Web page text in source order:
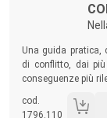
Una guida pratica,
di conflitto, dai
conseguenze più
cod.
1796.110